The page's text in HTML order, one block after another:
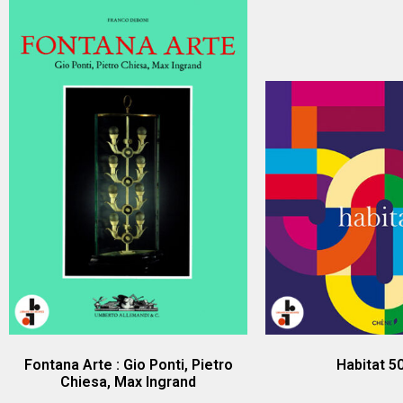
Fontana Arte : Gio Ponti, Pietro
Chiesa, Max Ingrand
Habitat